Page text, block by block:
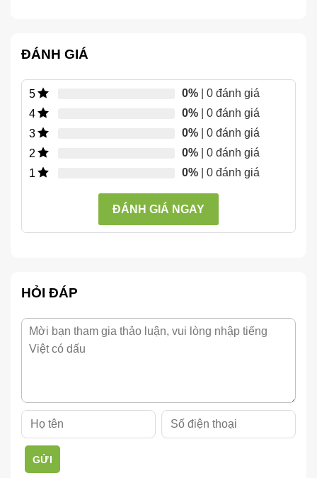
ĐÁNH GIÁ
5 0% | 0 đánh giá
4
0% | 0 đánh giá
3
0% | 0 đánh giá
2
0% | 0 đánh giá
1
0% | 0 đánh giá
ĐÁNH GIÁ NGAY
HỎI ĐÁP
GỬI